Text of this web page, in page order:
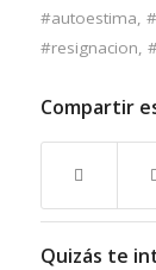
#autoestima,
#resignacion,
Compartir
Quizás te